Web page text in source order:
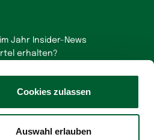
Cookies zulassen
Auswahl erlauben
Jahr Insider-News
erhalten?